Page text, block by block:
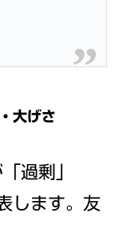
大げさ
過剰」
します。友